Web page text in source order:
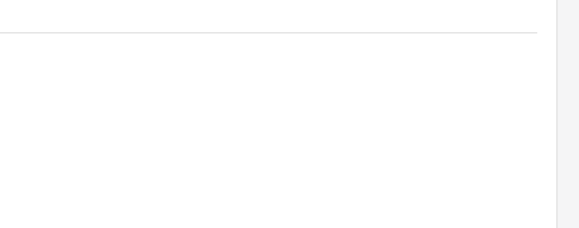
Lavina Mall